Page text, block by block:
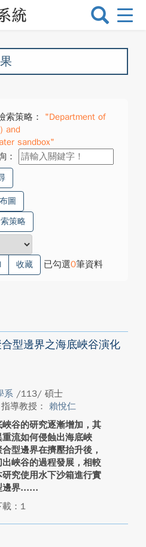
選
換
索策略：
"Department of
and
sandbox"
：
圖
策略
收藏 已勾選0筆資料
型邊界之海底峽谷演化
系 /113/ 碩士
指導教授： 賴悅仁
谷的研究逐漸增加，其
流如何侵蝕出海底峽
型邊界在擠壓抬升後，
峽谷的過程發展，相較
究使用水下沙箱進行實
邊界...
載：1